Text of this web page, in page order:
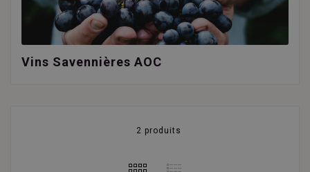
Vins Savennières AOC
2 produits